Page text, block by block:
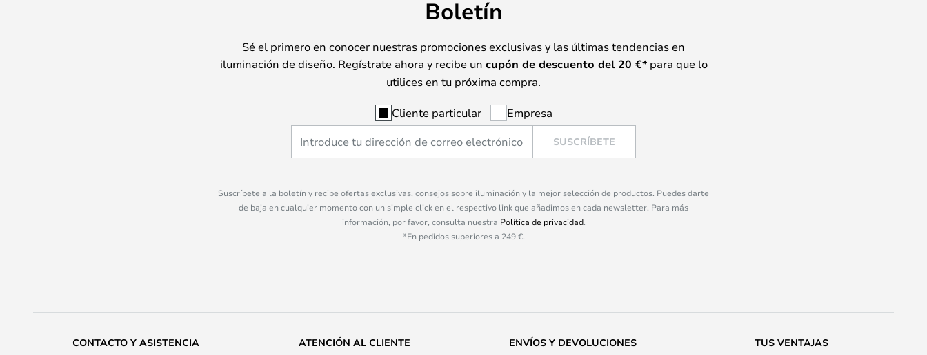
Boletín
Sé el primero en conocer nuestras promociones exclusivas y las últimas tendencias en
iluminación de diseño. Regístrate ahora y recibe un cupón de descuento del 20 €*para que lo
utilices en tu próxima compra.
Cliente particular Empresa
SUSCRÍBETE
Suscríbete a la boletín y recibe ofertas exclusivas, consejos sobre iluminación y la mejor selección de productos. Puedes darte
de baja en cualquier momento con un simple click en el respectivo link que añadimos en cada newsletter. Para más
información, por favor, consulta nuestra Política de privacidad.
*En pedidos superiores a 249 €.
CONTACTO Y ASISTENCIA ATENCIÓN AL CLIENTE ENVÍOS Y DEVOLUCIONES TUS VENTAJAS